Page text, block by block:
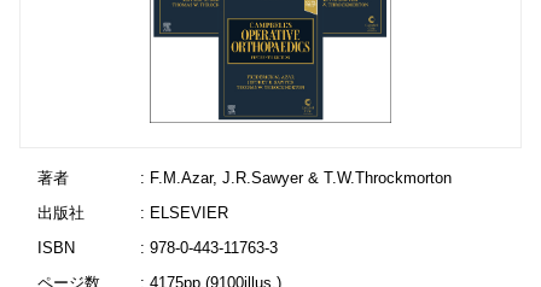
著者
: F.M.Azar, J.R.Sawyer & T.W.Throckmorton
出版社
: ELSEVIER
ISBN
: 978-0-443-11763-3
ページ数
: 4175pp.(9100illus.)